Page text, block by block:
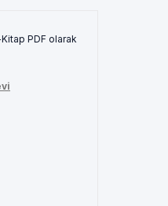
PDF olarak